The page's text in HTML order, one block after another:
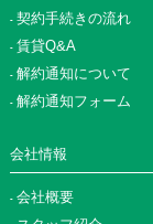
契約手続きの流れ
賃貸Q&A
解約通知について
解約通知フォーム
会社情報
会社概要